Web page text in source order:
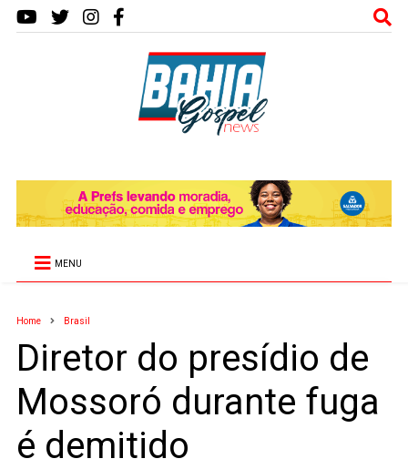
MENU
Home Brasil
Diretor do presídio de
Mossoró durante fuga
é demitido